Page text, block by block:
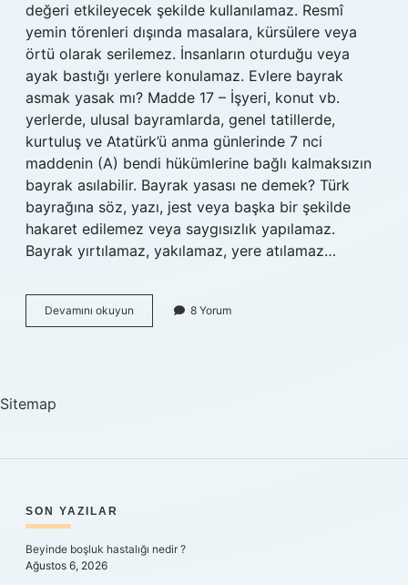
değeri etkileyecek şekilde kullanılamaz. Resmî
yemin törenleri dışında masalara, kürsülere veya
örtü olarak serilemez. İnsanların oturduğu veya
ayak bastığı yerlere konulamaz. Evlere bayrak
asmak yasak mı? Madde 17 – İşyeri, konut vb.
yerlerde, ulusal bayramlarda, genel tatillerde,
kurtuluş ve Atatürk’ü anma günlerinde 7 nci
maddenin (A) bendi hükümlerine bağlı kalmaksızın
bayrak asılabilir. Bayrak yasası ne demek? Türk
bayrağına söz, yazı, jest veya başka bir şekilde
hakaret edilemez veya saygısızlık yapılamaz.
Bayrak yırtılamaz, yakılamaz, yere atılamaz…
Devamını okuyun
Cezası
8 Yorum
Sitemap
SIDEBAR
SON YAZILAR
Beyinde boşluk hastalığı nedir ?
Ağustos 6, 2026